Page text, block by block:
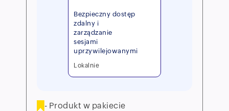
Bezpieczny dostęp
zdalny i
zarządzanie
sesjami
uprzywilejowanymi
Lokalnie
- Produkt w pakiecie